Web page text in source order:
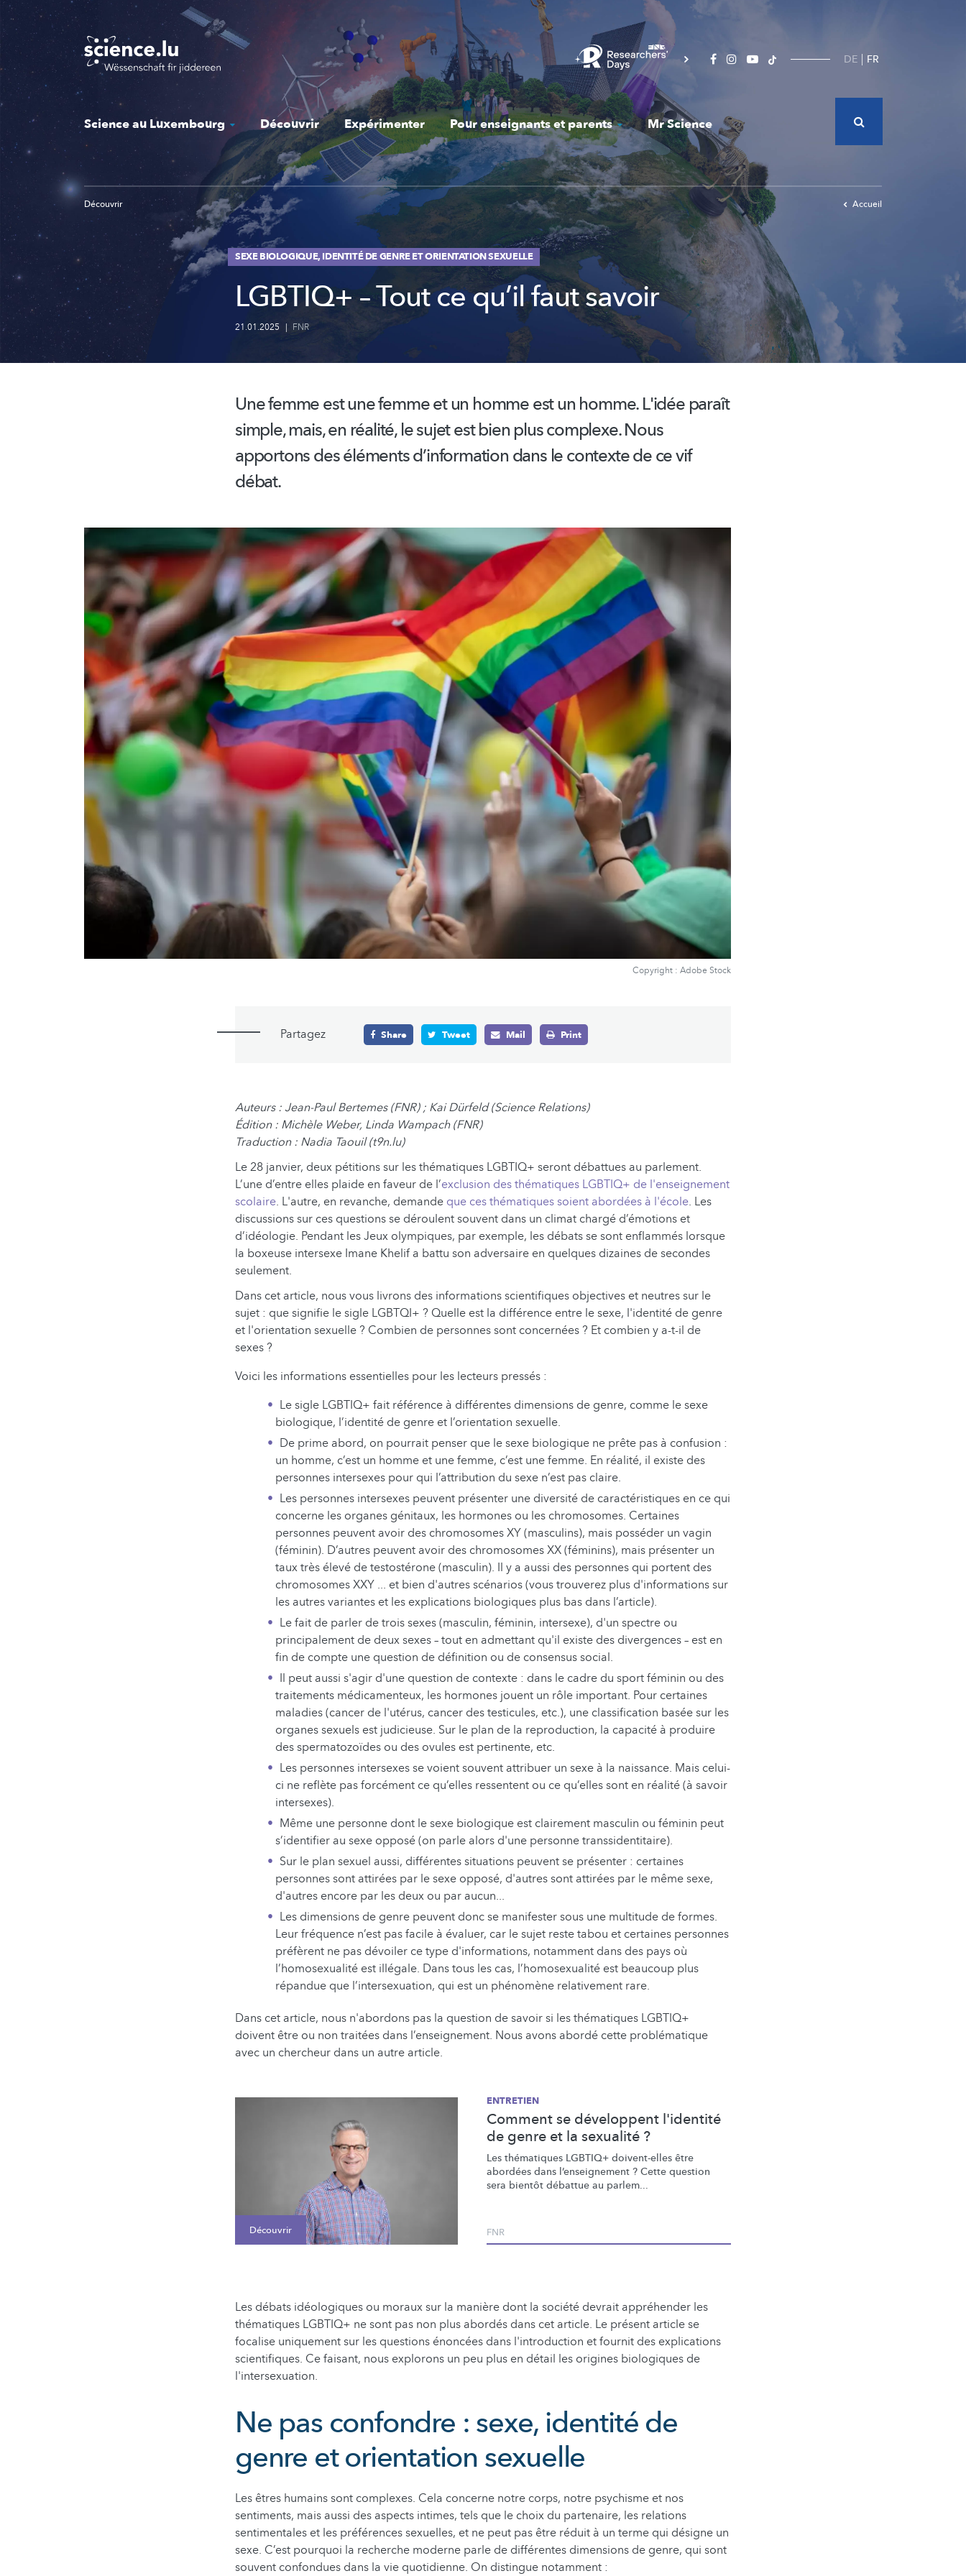
Skip
to
main
content
DE FR
Science au Luxembourg Découvrir Expérimenter Pour enseignants et parents Mr Science
Découvrir Accueil
SEXE BIOLOGIQUE, IDENTITÉ DE GENRE ET ORIENTATION SEXUELLE
LGBTIQ+ – Tout ce qu’il faut savoir
21.01.2025 | FNR
Une femme est une femme et un homme est un homme. L'idée paraît
simple, mais, en réalité, le sujet est bien plus complexe. Nous
apportons des élémentsd’information dans le contexte de ce vif
débat.
Copyright : Adobe Stock
Partagez Share Tweet Mail Print
Auteurs : Jean-Paul Bertemes (FNR) ; Kai Dürfeld (Science Relations)
Édition : Michèle Weber, Linda Wampach (FNR)
Traduction : Nadia Taouil (t9n.lu)
Le 28 janvier, deux pétitions sur les thématiques LGBTIQ+ seront débattues au parlement.
L’une d’entre elles plaide en faveur de l’exclusion des thématiques LGBTIQ+ de l'enseignement
scolaire. L'autre, en revanche, demande que ces thématiques soient abordées à l'école. Les
discussions sur ces questions se déroulent souvent dans un climat chargé d’émotions et
d’idéologie. Pendant les Jeux olympiques, par exemple, les débats se sont enflammés lorsque
la boxeuse intersexe Imane Khelif a battu son adversaire en quelques dizaines de secondes
seulement.
Dans cet article, nous vous livrons des informations scientifiques objectives et neutres sur le
sujet : que signifie le sigle LGBTQI+ ? Quelle est la différence entre le sexe, l'identité de genre
et l'orientation sexuelle ? Combien de personnes sont concernées ? Et combien y a-t-il de
sexes ?
Voici les informations essentielles pour les lecteurs pressés :
Le sigle LGBTIQ+ fait référence à différentes dimensions de genre, comme le sexe
biologique, l’identité de genre et l’orientation sexuelle.
De prime abord, on pourrait penser que le sexe biologique ne prête pas à confusion :
un homme, c’est un homme et une femme, c’est une femme. En réalité, il existe des
personnes intersexes pour qui l’attribution du sexe n’est pas claire.
Les personnes intersexes peuvent présenter une diversité de caractéristiques en ce qui
concerne les organes génitaux, les hormones ou les chromosomes. Certaines
personnes peuvent avoir des chromosomes XY (masculins), mais posséder un vagin
(féminin). D’autres peuvent avoir des chromosomes XX (féminins), mais présenter un
taux très élevé de testostérone (masculin). Il y a aussi des personnes qui portent des
chromosomes XXY ... et bien d'autres scénarios (vous trouverez plus d'informations sur
les autres variantes et les explications biologiques plus bas dans l’article).
Le fait de parler de trois sexes (masculin, féminin, intersexe), d'un spectre ou
principalement de deux sexes – tout en admettant qu'il existe des divergences – est en
fin de compte une question de définition ou de consensus social.
Il peut aussi s'agir d'une question de contexte : dans le cadre du sport féminin ou des
traitements médicamenteux, les hormones jouent un rôle important. Pour certaines
maladies (cancer de l'utérus, cancer des testicules, etc.), une classification basée sur les
organes sexuels est judicieuse. Sur le plan de la reproduction, la capacité à produire
des spermatozoïdes ou des ovules est pertinente, etc.
Les personnes intersexes se voient souvent attribuer un sexe à la naissance. Mais celui-
ci ne reflète pas forcément ce qu’elles ressentent ou ce qu’elles sont en réalité (à savoir
intersexes).
Même une personne dont le sexe biologique est clairement masculin ou féminin peut
s’identifier au sexe opposé (on parle alors d'une personne transsidentitaire).
Sur le plan sexuel aussi, différentes situations peuvent se présenter : certaines
personnes sont attirées par le sexe opposé, d'autres sont attirées par le même sexe,
d'autres encore par les deux ou par aucun...
Les dimensions de genre peuvent donc se manifester sous une multitude de formes.
Leur fréquence n’est pas facile à évaluer, car le sujet reste tabou et certaines personnes
préfèrent ne pas dévoiler ce type d'informations, notamment dans des pays où
l’homosexualité est illégale. Dans tous les cas, l’homosexualité est beaucoup plus
répandue que l’intersexuation, qui est un phénomène relativement rare.
Dans cet article, nous n'abordons pas la question de savoir si les thématiques LGBTIQ+
doivent être ou non traitées dans l’enseignement. Nous avons abordé cette problématique
avec un chercheur dans un autre article.
Découvrir
ENTRETIEN
Comment se développent l'identité
de genre et la sexualité ?
Les thématiques LGBTIQ+ doivent-elles être
abordées dans l’enseignement ? Cette question
sera bientôt débattue au parlem...
FNR
Les débats idéologiques ou moraux sur la manière dont la société devrait appréhender les
thématiques LGBTIQ+ ne sont pas non plus abordés dans cet article. Le présent article se
focalise uniquement sur les questions énoncées dans l'introduction et fournit des explications
scientifiques. Ce faisant, nous explorons un peu plus en détail les origines biologiques de
l'intersexuation.
Ne pas confondre : sexe, identité de
genre et orientation sexuelle
Les êtres humains sont complexes. Cela concerne notre corps, notre psychisme et nos
sentiments, mais aussi des aspects intimes, tels que le choix du partenaire, les relations
sentimentales et les préférences sexuelles, et ne peut pas être réduit à un terme qui désigne un
sexe. C’est pourquoi la recherche moderne parle de différentes dimensions de genre, qui sont
souvent confondues dans la vie quotidienne. On distingue notamment :